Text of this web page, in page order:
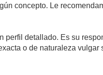
concepto. Le
perfil detallado. Es su
o de naturaleza